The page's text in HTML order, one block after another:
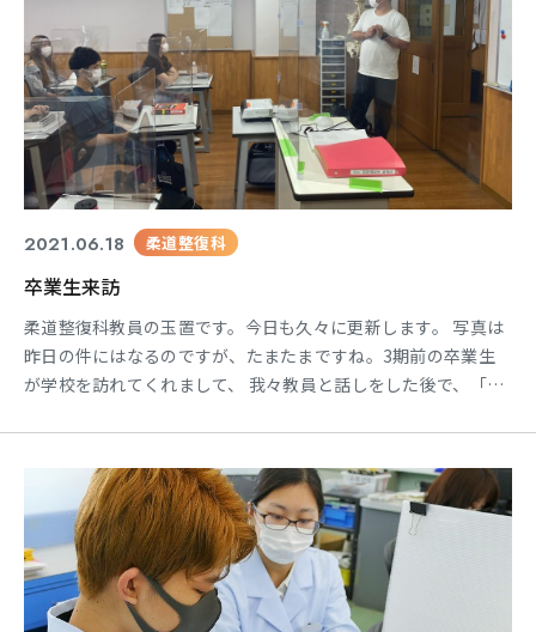
2021.06.18 柔道整復科
卒業生来訪
柔道整復科教員の玉置です。今日も久々に更新します。 写真は
昨日の件にはなるのですが、たまたまですね。3期前の卒業生
が学校を訪れてくれまして、 我々教員と話しをした後で、「折
を得られたので 喋ってもらいました。 最初はお互いに固いです
ねぇ…色々と思い出だったり成功例や失敗談を語ってくれまし
た。 ケンドーコバヤシの様なバリトンボイスで話してました